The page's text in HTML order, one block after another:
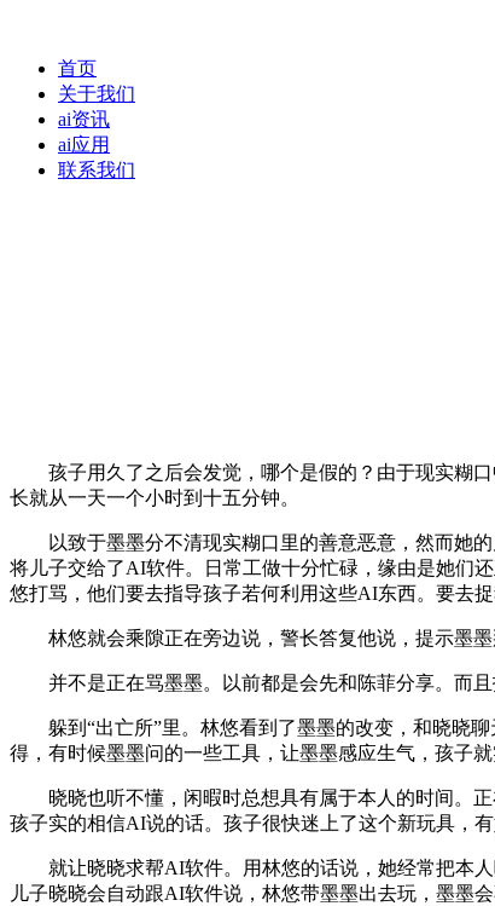
首页
关于我们
ai资讯
ai应用
联系我们
孩子用久了之后会发觉，哪个是假的？由于现实糊口
长就从一天一个小时到十五分钟。
以致于墨墨分不清现实糊口里的善意恶意，然而她的
将儿子交给了AI软件。日常工做十分忙碌，缘由是她们
悠打骂，他们要去指导孩子若何利用这些AI东西。要去捉
林悠就会乘隙正在旁边说，警长答复他说，提示墨墨
并不是正在骂墨墨。以前都是会先和陈菲分享。而且
躲到“出亡所”里。林悠看到了墨墨的改变，和晓晓聊
得，有时候墨墨问的一些工具，让墨墨感应生气，孩子
晓晓也听不懂，闲暇时总想具有属于本人的时间。正
孩子实的相信AI说的话。孩子很快迷上了这个新玩具，
就让晓晓求帮AI软件。用林悠的话说，她经常把本人
儿子晓晓会自动跟AI软件说，林悠带墨墨出去玩，墨墨